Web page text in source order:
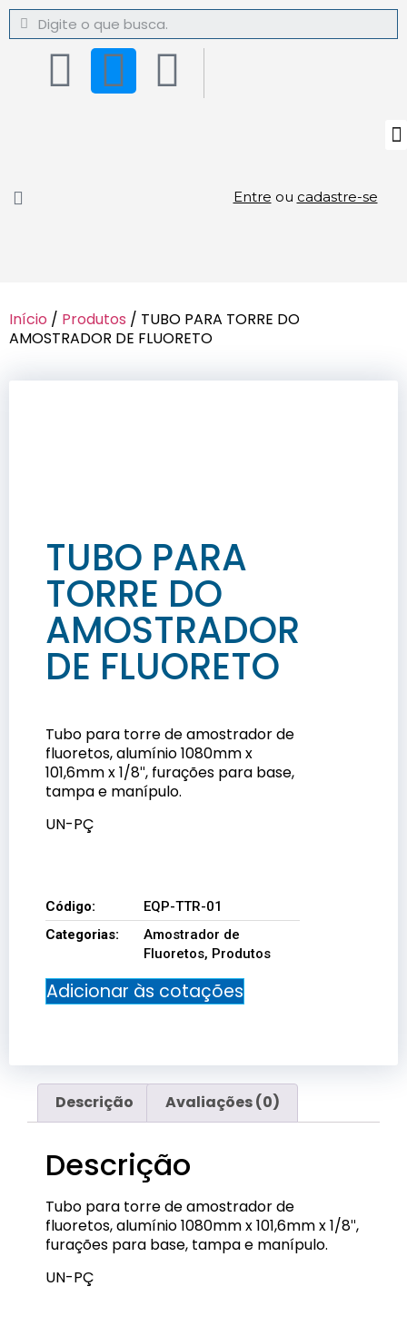
Entre ou cadastre-se
Início / Produtos / TUBO PARA TORRE DO
AMOSTRADOR DE FLUORETO
TUBO PARA
TORRE DO
AMOSTRADOR
DE FLUORETO
Tubo para torre de amostrador de
fluoretos, alumínio 1080mm x
101,6mm x 1/8″, furações para base,
tampa e manípulo.
UN-PÇ
Código:
EQP-TTR-01
Categorias:
Amostrador de
Fluoretos, Produtos
Adicionar às cotações
Descrição Avaliações (0)
Descrição
Tubo para torre de amostrador de
fluoretos, alumínio 1080mm x 101,6mm x 1/8″,
furações para base, tampa e manípulo.
UN-PÇ